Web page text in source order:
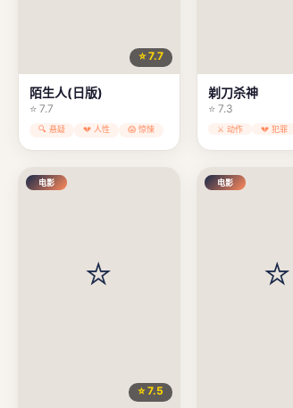
⭐ 7.7
陌生人(日版)
⭐ 7.7
🔍 悬疑 💔 人性 😱 惊悚
剃刀杀神
⭐ 7.3
⚔️ 动作 💔 犯罪
电影
⭐ 7.5
电影